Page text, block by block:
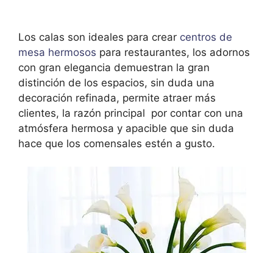
Los calas son ideales para crear centros de
mesa hermosos para restaurantes, los adornos
con gran elegancia demuestran la gran
distinción de los espacios, sin duda una
decoración refinada, permite atraer más
clientes, la razón principal por contar con una
atmósfera hermosa y apacible que sin duda
hace que los comensales estén a gusto.